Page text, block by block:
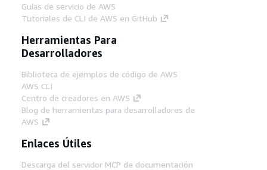
Guías de servicio de AWS
Tutoriales de CLI de AWS en GitHub
Herramientas Para
Desarrolladores
Biblioteca de ejemplos de código de AWS
AWS CLI
Centro de creadores en AWS
Blog de herramientas para desarrolladores de
AWS
Enlaces Útiles
Descarga del servidor MCP de documentación